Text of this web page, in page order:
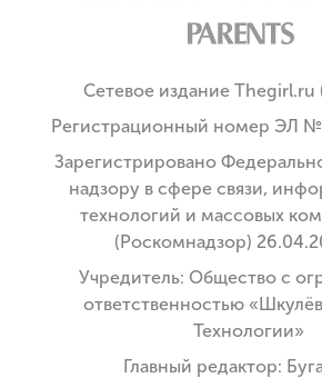
Сетевое издание Thegirl.ru
Регистрационный номер ЭЛ
Зарегистрировано
надзору в сфере связи,
технологий и массовых
(Роскомнадзор)
Учредитель: Общество с
ответственностью
Технологии»
Главный редактор: